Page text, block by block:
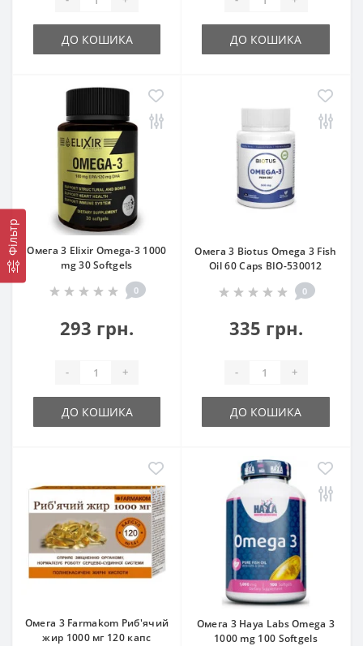
Фільтр
ДО КОШИКА ДО КОШИКА
Омега 3 Elixir Omega-3 1000
mg 30 Softgels
0
293 грн.
- +
ДО КОШИКА
Омега 3 Biotus Omega 3 Fish
Oil 60 Caps BIO-530012
0
335 грн.
- +
ДО КОШИКА
Омега 3 Farmakom Риб'ячий
жир 1000 мг 120 капс
Омега 3 Haya Labs Omega 3
1000 mg 100 Softgels